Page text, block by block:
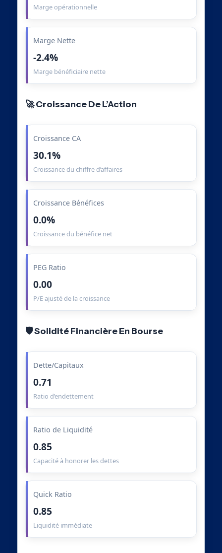
Marge opérationnelle
Marge Nette
-2.4%
Marge bénéficiaire nette
🚀 Croissance De L’Action
Croissance CA
30.1%
Croissance du chiffre d’affaires
Croissance Bénéfices
0.0%
Croissance du bénéfice net
PEG Ratio
0.00
P/E ajusté de la croissance
🛡️ Solidité Financière En Bourse
Dette/Capitaux
0.71
Ratio d’endettement
Ratio de Liquidité
0.85
Capacité à honorer les dettes
Quick Ratio
0.85
Liquidité immédiate